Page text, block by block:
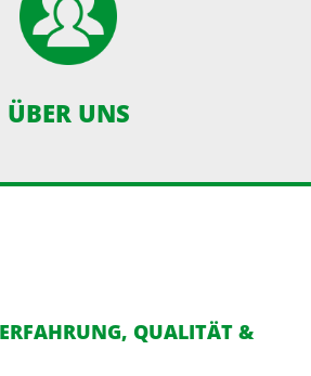
ÜBER UNS
QUALITÄT &